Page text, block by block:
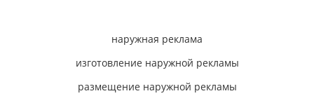
наружная реклама
изготовление наружной рекламы
размещение наружной рекламы